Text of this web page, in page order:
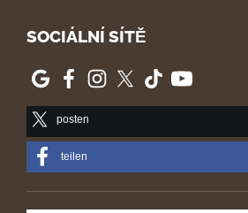
SOCIÁLNÍ SÍTĚ
posten
teilen